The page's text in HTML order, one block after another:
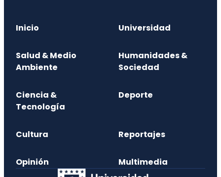
Inicio Universidad
Salud & Medio
Ambiente
Humanidades &
Sociedad
Ciencia &
Tecnología
Deporte
Cultura Reportajes
Opinión Multimedia